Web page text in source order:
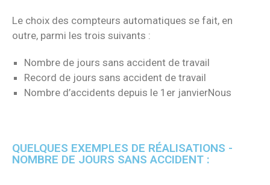
Le choix des compteurs automatiques se fait, en
outre, parmi les trois suivants :
Nombre de jours sans accident de travail
Record de jours sans accident de travail
Nombre d’accidents depuis le 1er janvierNous
QUELQUES EXEMPLES DE RÉALISATIONS -
NOMBRE DE JOURS SANS ACCIDENT :